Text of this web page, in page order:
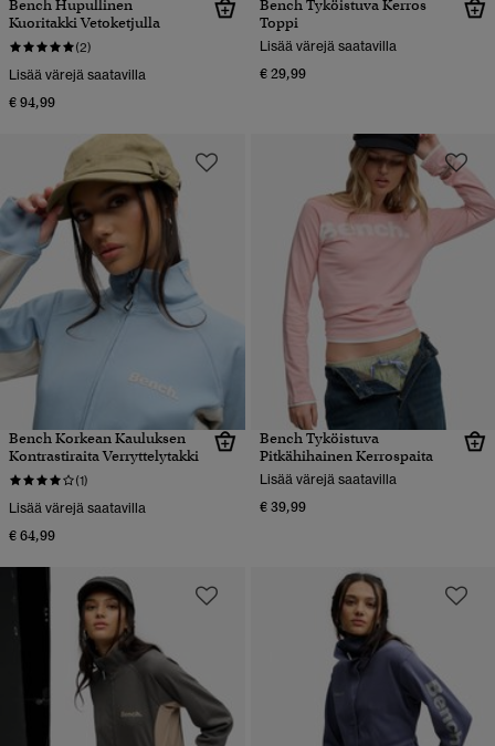
Bench Hupullinen
Kuoritakki Vetoketjulla
(2)
Lisää värejä saatavilla
€ 94,99
Bench Tyköistuva Kerros
Toppi
Lisää värejä saatavilla
€ 29,99
Bench Korkean Kauluksen
Kontrastiraita Verryttelytakki
(1)
Lisää värejä saatavilla
€ 64,99
Bench Tyköistuva
Pitkähihainen Kerrospaita
Lisää värejä saatavilla
€ 39,99